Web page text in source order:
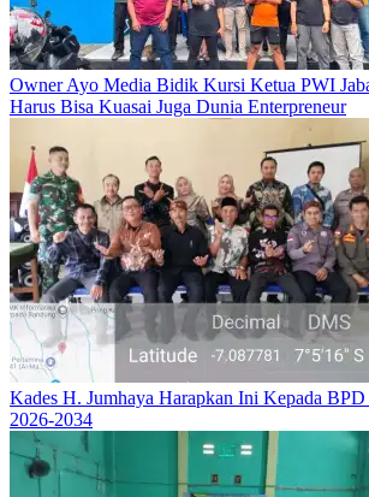
Owner Ayo Media Bidik Kursi Ketua PWI
Harus Bisa Kuasai Juga Dunia Enterpreneur
Kades H. Jumhaya Harapkan Ini Kepada BPD
2026-2034